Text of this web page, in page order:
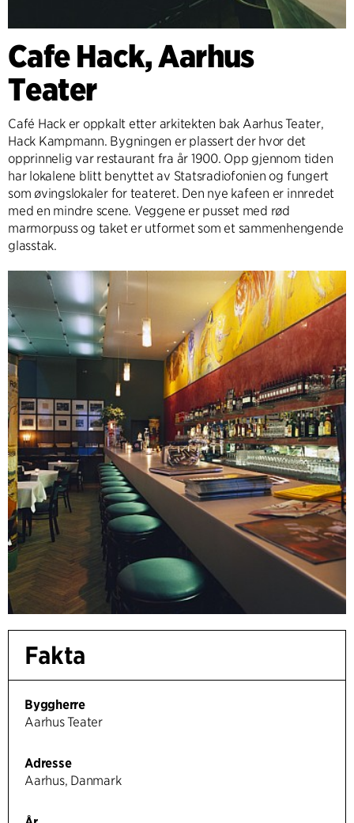
Cafe Hack, Aarhus
Teater
Café Hack er oppkalt etter arkitekten bak Aarhus Teater,
Hack Kampmann. Bygningen er plassert der hvor det
opprinnelig var restaurant fra år 1900. Opp gjennom tiden
har lokalene blitt benyttet av Statsradiofonien og fungert
som øvingslokaler for teateret. Den nye kafeen er innredet
med en mindre scene. Veggene er pusset med rød
marmorpuss og taket er utformet som et sammenhengende
glasstak.
Fakta
Byggherre
Aarhus Teater
Adresse
Aarhus, Danmark